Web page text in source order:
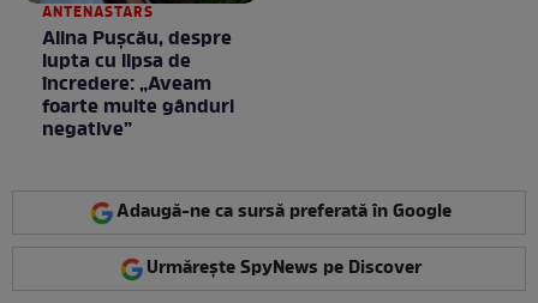
ANTENASTARS
Alina Pușcău, despre
lupta cu lipsa de
încredere: „Aveam
foarte multe gânduri
negative”
Adaugă-ne ca sursă preferată în Google
Urmărește SpyNews pe Discover